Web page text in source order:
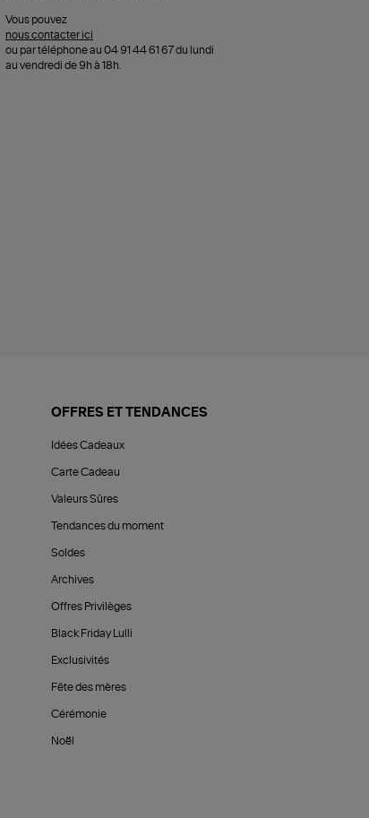
Vous pouvez
nous contacter ici
ou par téléphone au 04 91 44 61 67 du lundi
au vendredi de 9h à 18h.
OFFRES ET TENDANCES
Idées Cadeaux
Carte Cadeau
Valeurs Sûres
Tendances du moment
Soldes
Archives
Offres Privilèges
Black Friday Lulli
Exclusivités
Fête des mères
Cérémonie
Noël